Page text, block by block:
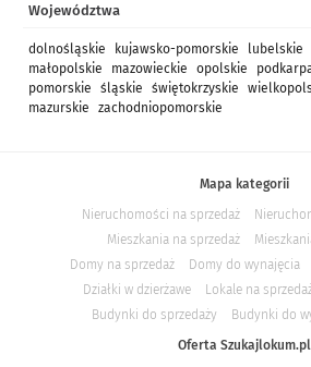
Województwa
dolnośląskie kujawsko-pomorskie lubelskie
małopolskie
mazowieckie opolskie
pomorskie
śląskie świętokrzyskie
mazurskie
zachodniopomorskie
Mapa kategorii
Nieruchomości na sprzedaż
Mieszkania na sprzedaż
Domy na sprzedaż
Domy do wynajęcia
Działki w dzierżawe
Lokale na
Budynki do sprzedaży
Budynki do
Oferta Szukajlokum.pl